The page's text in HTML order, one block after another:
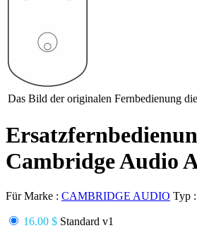
Das Bild der originalen Fernbedienung
Cambridge Audio
Für Marke : CAMBRIDGE AUDIO Typ :
16.00 $ Standard v1